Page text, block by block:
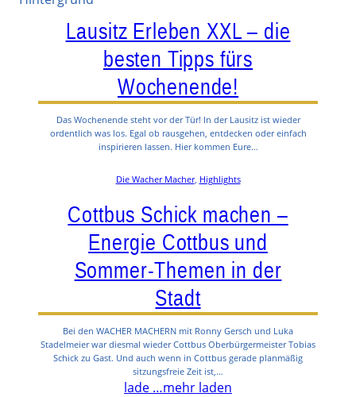
Lausitz Erleben XXL – die
besten Tipps fürs
Wochenende!
Das Wochenende steht vor der Tür! In der Lausitz ist wieder
ordentlich was los. Egal ob rausgehen, entdecken oder einfach
inspirieren lassen. Hier kommen Eure…
Die Wacher Macher, Highlights
Cottbus Schick machen –
Energie Cottbus und
Sommer-Themen in der
Stadt
Bei den WACHER MACHERN mit Ronny Gersch und Luka
Stadelmeier war diesmal wieder Cottbus Oberbürgermeister Tobias
Schick zu Gast. Und auch wenn in Cottbus gerade planmäßig
sitzungsfreie Zeit ist,…
lade …mehr laden